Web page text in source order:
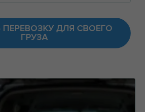
ПЕРЕВОЗКУ ДЛЯ СВОЕГО
ГРУЗА